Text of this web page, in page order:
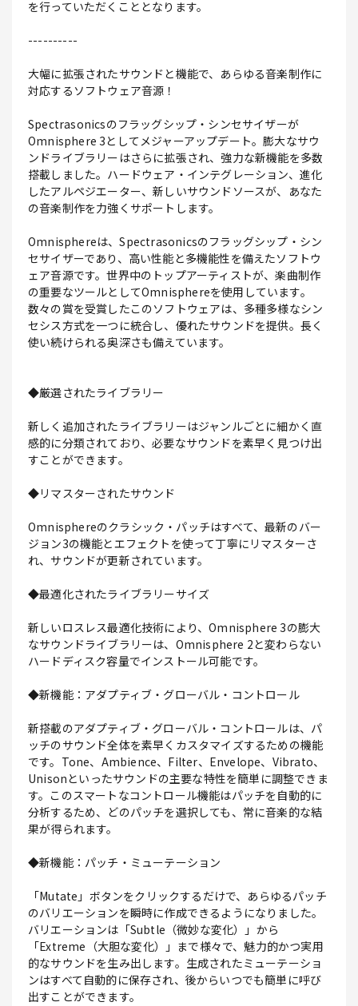
を行っていただくこととなります。
----------
大幅に拡張されたサウンドと機能で、あらゆる音楽制作に
対応するソフトウェア音源！
Spectrasonicsのフラッグシップ・シンセサイザーが
Omnisphere 3としてメジャーアップデート。膨大なサウ
ンドライブラリーはさらに拡張され、強力な新機能を多数
搭載しました。ハードウェア・インテグレーション、進化
したアルペジエーター、新しいサウンドソースが、あなた
の音楽制作を力強くサポートします。
Omnisphereは、Spectrasonicsのフラッグシップ・シン
セサイザーであり、高い性能と多機能性を備えたソフトウ
ェア音源です。世界中のトップアーティストが、楽曲制作
の重要なツールとしてOmnisphereを使用しています。
数々の賞を受賞したこのソフトウェアは、多種多様なシン
セシス方式を一つに統合し、優れたサウンドを提供。長く
使い続けられる奥深さも備えています。
◆厳選されたライブラリー
新しく追加されたライブラリーはジャンルごとに細かく直
感的に分類されており、必要なサウンドを素早く見つけ出
すことができます。
◆リマスターされたサウンド
Omnisphereのクラシック・パッチはすべて、最新のバー
ジョン3の機能とエフェクトを使って丁寧にリマスターさ
れ、サウンドが更新されています。
◆最適化されたライブラリーサイズ
新しいロスレス最適化技術により、Omnisphere 3の膨大
なサウンドライブラリーは、Omnisphere 2と変わらない
ハードディスク容量でインストール可能です。
◆新機能：アダプティブ・グローバル・コントロール
新搭載のアダプティブ・グローバル・コントロールは、パ
ッチのサウンド全体を素早くカスタマイズするための機能
です。Tone、Ambience、Filter、Envelope、Vibrato、
Unisonといったサウンドの主要な特性を簡単に調整できま
す。このスマートなコントロール機能はパッチを自動的に
分析するため、どのパッチを選択しても、常に音楽的な結
果が得られます。
◆新機能：パッチ・ミューテーション
「Mutate」ボタンをクリックするだけで、あらゆるパッチ
のバリエーションを瞬時に作成できるようになりました。
バリエーションは「Subtle（微妙な変化）」から
「Extreme（大胆な変化）」まで様々で、魅力的かつ実用
的なサウンドを生み出します。生成されたミューテーショ
ンはすべて自動的に保存され、後からいつでも簡単に呼び
出すことができます。